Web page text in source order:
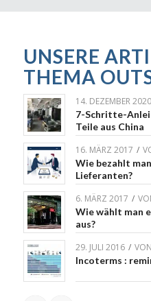
UNSERE
THEMA
14. DEZEMBER 2020
7-Schritte-
Teile aus China
16. MÄRZ 2017 /
Wie bezahlt
Lieferanten?
6. MÄRZ 2017 /
Wie wählt man
aus?
29. JULI 2016 / VON
Incoterms :